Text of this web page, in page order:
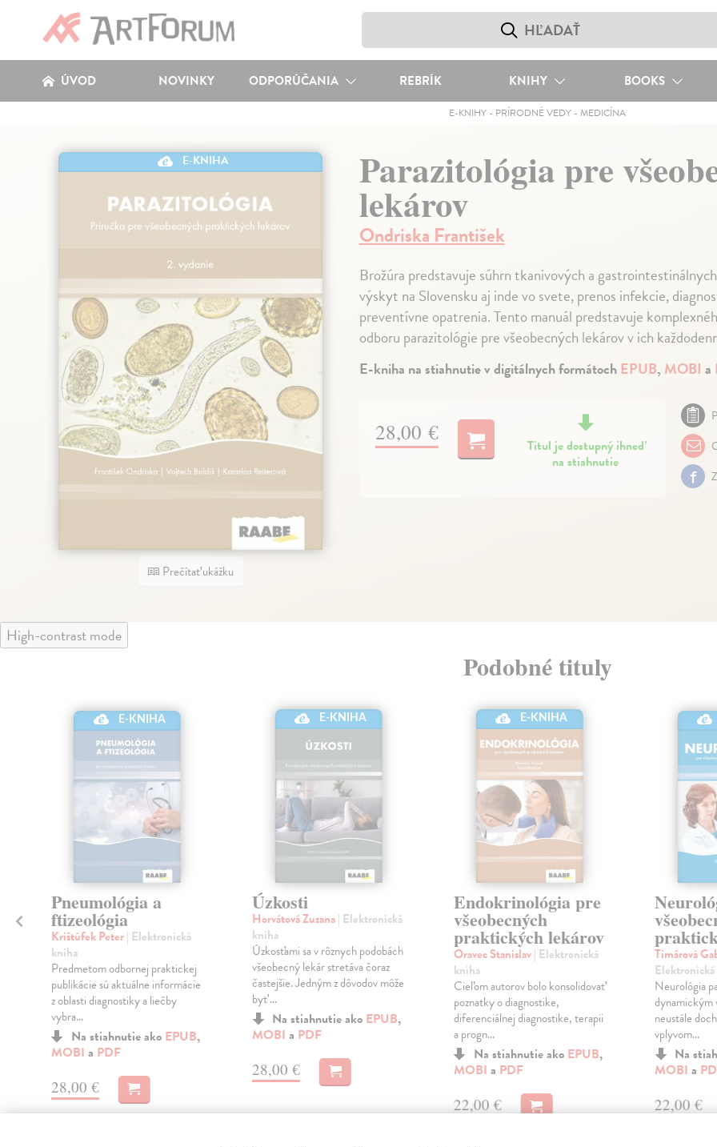
ÚVOD NOVINKY ODPORÚČANIA REBRÍK KNIHY BOOKS
E-KNIHY - PRÍRODNÉ VEDY -MEDICÍNA
E-KNIHA
Prečítať ukážku
Parazitológia pre
lekárov
Ondriska František
Brožúra predstavuje súhrn tkanivových a
výskyt na Slovensku aj inde vo svete, prenos infekcie,
preventívne opatrenia. Tento manuál predstavuje
odboru parazitológie pre všeobecných lekárov v ich
E-kniha na stiahnutie v digitálnych formátochEPUB, MOBI a
28,00 €
Titul je dostupný ihneď
na stiahnutie
High-contrast mode
Podobné tituly
E-KNIHA
Pneumológia a
ftizeológia
Krištúfek Peter| Elektronická
kniha
Predmetom odbornej praktickej
publikácie sú aktuálne informácie
z oblasti diagnostiky a liečby
vybra...
Na stiahnutie ako EPUB,
MOBI a PDF
28,00 €
E-KNIHA
Úzkosti
Horvátová Zuzana| Elektronická
kniha
Úzkosťami sa v rôznych podobách
všeobecný lekár stretáva čoraz
častejšie. Jedným z dôvodov môže
byť ...
Na stiahnutie ako EPUB,
MOBI a PDF
28,00 €
E-KNIHA
Endokrinológia pre
všeobecných
praktických lekárov
Oravec Stanislav| Elektronická
kniha
Cieľom autorov bolo konsolidovať
poznatky o diagnostike,
diferenciálnej diagnostike, terapii
a progn...
Na stiahnutie ako EPUB,
MOBI a PDF
22,00 €
Timárová
Neurológia
dynamickým
neustále
vplyvom...
Na
MOBI a
22,00 €